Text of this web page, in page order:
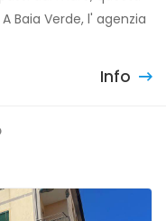
Baia Verde, l' agenzia
Info